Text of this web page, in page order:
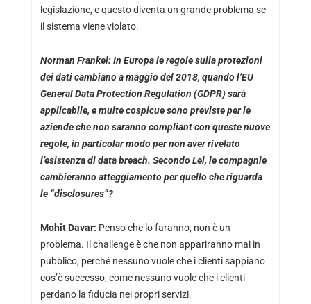
legislazione, e questo diventa un grande problema se
il sistema viene violato.
Norman Frankel: In Europa le regole sulla protezioni
dei dati cambiano a maggio del 2018, quando l’EU
General Data Protection Regulation (GDPR) sarà
applicabile, e multe cospicue sono previste per le
aziende che non saranno compliant con queste nuove
regole, in particolar modo per non aver rivelato
l’esistenza di data breach. Secondo Lei, le compagnie
cambieranno atteggiamento per quello che riguarda
le “disclosures”?
Mohit Davar: Penso che lo faranno, non è un
problema. Il challenge è che non appariranno mai in
pubblico, perché nessuno vuole che i clienti sappiano
cos’è successo, come nessuno vuole che i clienti
perdano la fiducia nei propri servizi.